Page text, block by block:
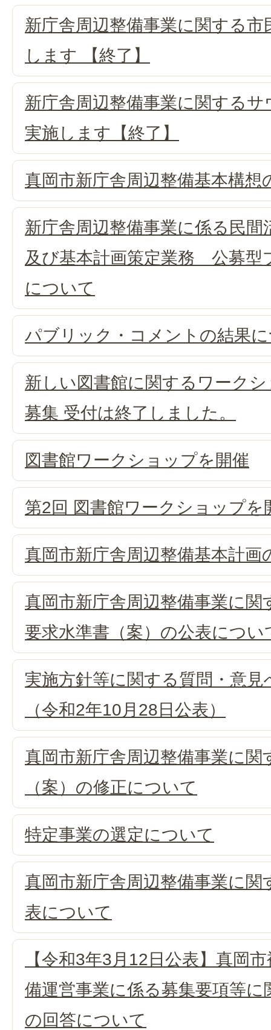
新庁舎周辺整備事業に関する
します 【終了】
新庁舎周辺整備事業に関する
実施します【終了】
真岡市新庁舎周辺整備基本構想
新庁舎周辺整備事業に係る民間
及び基本計画策定業務 公募型
について
パブリック・コメントの結果
新しい図書館に関するワーク
募集 受付は終了しました。
図書館ワークショップを開催
第2回 図書館ワークショップを
真岡市新庁舎周辺整備基本計画
真岡市新庁舎周辺整備事業に
要求水準書（案）の公表につい
実施方針等に関する質問・意
（令和2年10月28日公表）
真岡市新庁舎周辺整備事業に関
（案）の修正について
特定事業の選定について
真岡市新庁舎周辺整備事業に関
表について
【令和3年3月12日公表】真岡
備運営事業に係る募集要項等
の回答について